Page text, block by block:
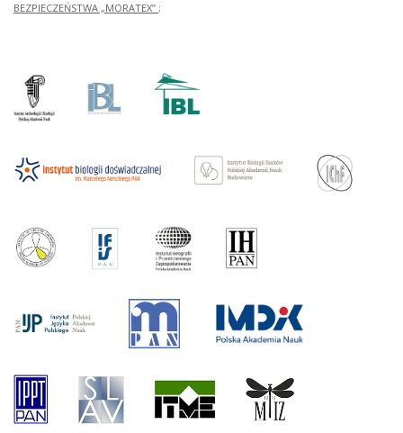
BEZPIECZEŃSTWA „MORATEX” ;